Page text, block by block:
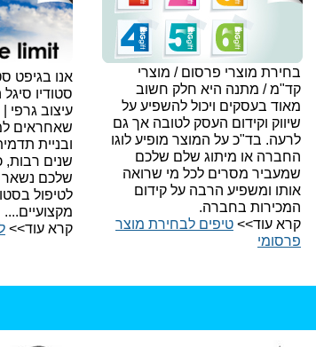
אנו בגיפט
סטודיו
עיצוב גרפי
שאחראים
ובניית
שנים רבות,
שלכם נשאר
לטיפול
מקצועיים....
קרא עוד>>
בחירת מוצרי פרסום / מוצרי
קד"מ / מתנה היא חלק חשוב
מאוד בעסקים ויכול להשפיע על
שיווק וקידום העסק לטובה אך גם
לרעה. בד"כ על המוצר מופיע לוגו
החברה או מיתוג שלם שלכם
שמעביר מסרים לכל מי שרואה
אותו ומשפיע הרבה על קידום
המכירות בחברה.
קרא עוד>> טיפים לבחירת מוצר
פרסומי